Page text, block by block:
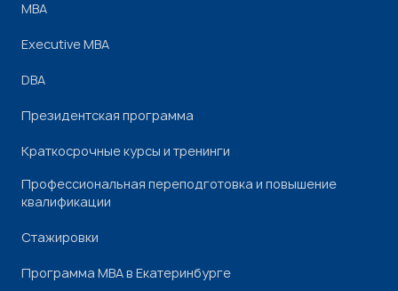
МВА
Executive MBA
DBA
Президентская программа
Краткосрочные курсы и тренинги
Профессиональная переподготовка и повышение
квалификации
Стажировки
Программа МВА в Екатеринбурге